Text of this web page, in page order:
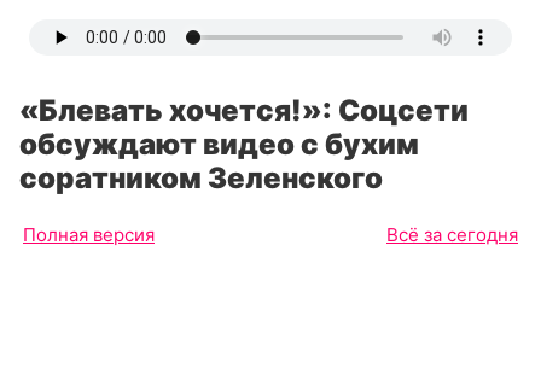
«Блевать хочется!»: Соцсети
обсуждают видео с бухим
соратником Зеленского
Полная версия Всё за сегодня